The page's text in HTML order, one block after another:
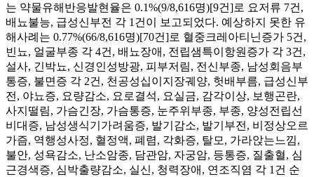
는 약물유해반응발현율은 0.1%(9/8,616명)[9건]로 요저류 7건,
배뇨불능, 급성신부전 각 1건이 보고되었다. 예상하지 못한 유
해사례는 0.77%(66/8,616명)[70건]로 혈중크레아티닌증가 5건,
빈뇨, 얼굴부종 각 4건, 배뇨장애, 전립샘특이항원증가 각 3건,
설사, 긴박뇨, 신경인성방광, 피부저림, 전신부종, 남성회음부
통증, 불면증 각 2건, 천공성십이지장궤양, 헛배부름, 급성신부
전, 야뇨증, 요량감소, 요로결석, 요실금, 감각이상, 보행곤란,
사지떨림, 가슴긴장, 가슴통증, 눈주위부종, 부종, 양성전립선
비대증, 남성생식기가려움증, 발기감소, 발기부전, 비정상오르
가즘, 역행성사정, 혈정액, 폐렴, 각화증, 탈모, 가라앉는느낌,
불안, 성욕감소, 난소암종, 담관암, 자궁암, 등통증, 질출혈, 심
근경색증, 심박출량감소, 실신, 청력장애, 연조직염 각 1건 순